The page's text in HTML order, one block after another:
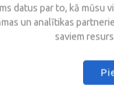
datus par to, kā mūsu
un analītikas
saviem